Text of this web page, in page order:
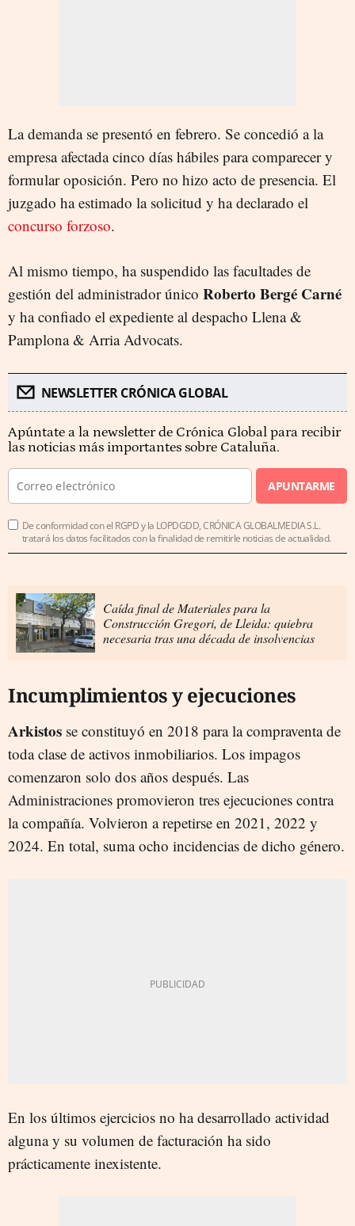
La demanda se presentó en febrero. Se concedió a la
empresa afectada cinco días hábiles para comparecer y
formular oposición. Pero no hizo acto de presencia. El
juzgado ha estimado la solicitud y ha declarado el
concurso forzoso.
Al mismo tiempo, ha suspendido las facultades de
gestión del administrador único Roberto Bergé Carné
y ha confiado el expediente al despacho Llena &
Pamplona & Arria Advocats.
NEWSLETTER CRÓNICA GLOBAL
Apúntate a la newsletter de Crónica Global para recibir
las noticias más importantes sobre Cataluña.
APUNTARME
De conformidad con el RGPD y la LOPDGDD, CRÓNICA GLOBALMEDIA S.L.
tratará los datos facilitados con la finalidad de remitirle noticias de actualidad.
Caída final de Materiales para la
Construcción Gregori, de Lleida: quiebra
necesaria tras una década de insolvencias
Incumplimientos y ejecuciones
Arkistos se constituyó en 2018 para la compraventa de
toda clase de activos inmobiliarios. Los impagos
comenzaron solo dos años después. Las
Administraciones promovieron tres ejecuciones contra
la compañía. Volvieron a repetirse en 2021, 2022 y
2024. En total, suma ocho incidencias de dicho género.
En los últimos ejercicios no ha desarrollado actividad
alguna y su volumen de facturación ha sido
prácticamente inexistente.